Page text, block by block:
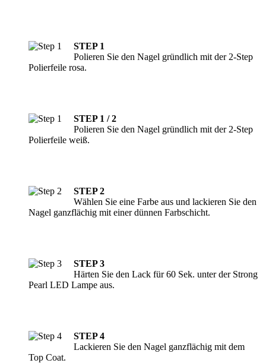
STEP 1
Polieren Sie den Nagel gründlich mit der 2-Step
Polierfeile rosa.
STEP 1 / 2
Polieren Sie den Nagel gründlich mit der 2-Step
Polierfeile weiß.
STEP 2
Wählen Sie eine Farbe aus und lackieren Sie den
Nagel ganzflächig mit einer dünnen Farbschicht.
STEP 3
Härten Sie den Lack für 60 Sek. unter der Strong
Pearl LED Lampe aus.
STEP 4
Lackieren Sie den Nagel ganzflächig mit dem
Top Coat.